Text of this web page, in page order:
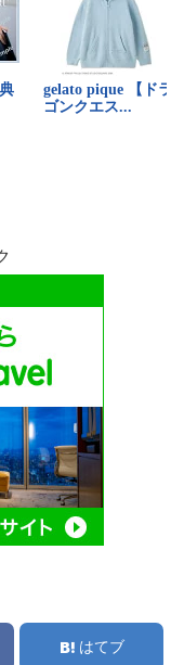
はてブ